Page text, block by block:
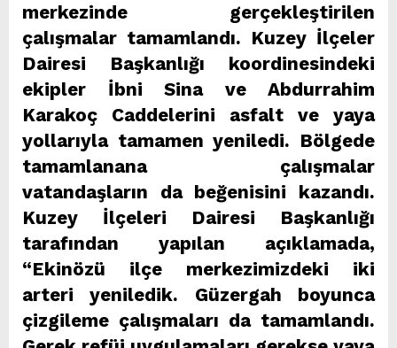
merkezinde gerçekleştirilen
çalışmalar tamamlandı. Kuzey İlçeler
Dairesi Başkanlığı koordinesindeki
ekipler İbni Sina ve Abdurrahim
Karakoç Caddelerini asfalt ve yaya
yollarıyla tamamen yeniledi. Bölgede
tamamlanana çalışmalar
vatandaşların da beğenisini kazandı.
Kuzey İlçeleri Dairesi Başkanlığı
tarafından yapılan açıklamada,
“Ekinözü ilçe merkezimizdeki iki
arteri yeniledik. Güzergah boyunca
çizgileme çalışmaları da tamamlandı.